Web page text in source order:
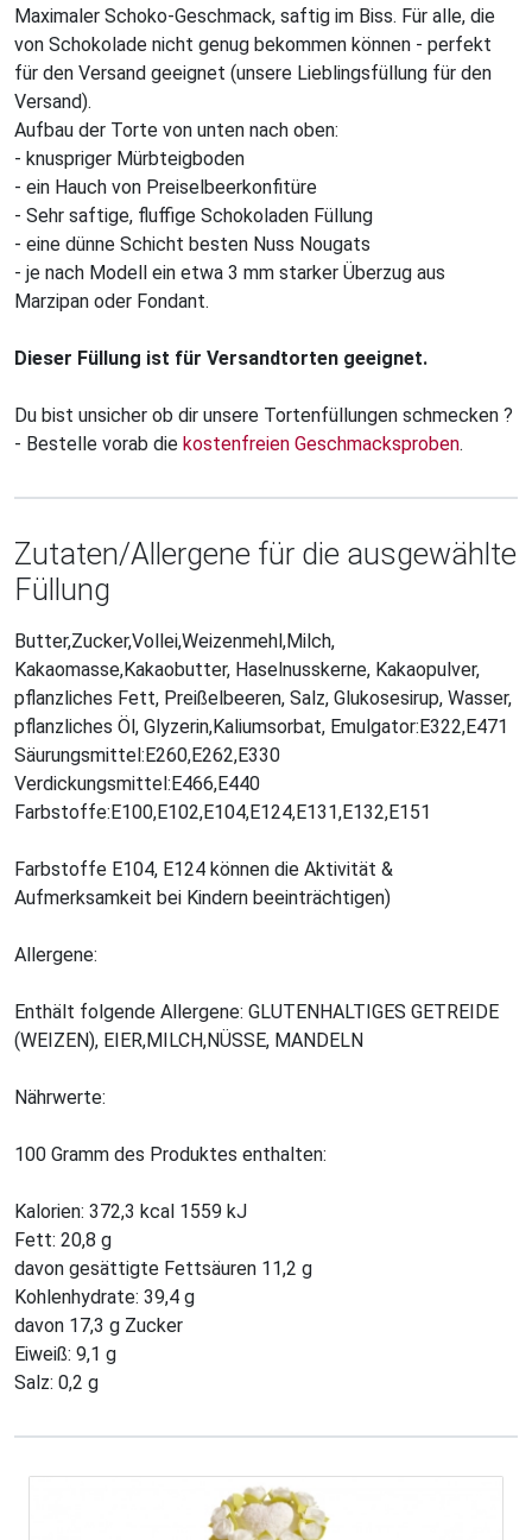
Maximaler Schoko-Geschmack, saftig im Biss. Für alle, die
von Schokolade nicht genug bekommen können - perfekt
für den Versand geeignet (unsere Lieblingsfüllung für den
Versand).
Aufbau der Torte von unten nach oben:
- knuspriger Mürbteigboden
- ein Hauch von Preiselbeerkonfitüre
- Sehr saftige, fluffige Schokoladen Füllung
- eine dünne Schicht besten Nuss Nougats
- je nach Modell ein etwa 3 mm starker Überzug aus
Marzipan oder Fondant.
Dieser Füllung ist für Versandtorten geeignet.
Du bist unsicher ob dir unsere Tortenfüllungen schmecken ?
- Bestelle vorab die kostenfreien Geschmacksproben.
Zutaten/Allergene für die ausgewählte
Füllung
Butter,Zucker,Vollei,Weizenmehl,Milch,
Kakaomasse,Kakaobutter, Haselnusskerne, Kakaopulver,
pflanzliches Fett, Preißelbeeren, Salz, Glukosesirup, Wasser,
pflanzliches Öl, Glyzerin,Kaliumsorbat, Emulgator:E322,E471
Säurungsmittel:E260,E262,E330
Verdickungsmittel:E466,E440
Farbstoffe:E100,E102,E104,E124,E131,E132,E151
Farbstoffe E104, E124 können die Aktivität &
Aufmerksamkeit bei Kindern beeinträchtigen)
Allergene:
Enthält folgende Allergene: GLUTENHALTIGES GETREIDE
(WEIZEN), EIER,MILCH,NÜSSE, MANDELN
Nährwerte:
100 Gramm des Produktes enthalten:
Kalorien: 372,3 kcal 1559 kJ
Fett: 20,8 g
davon gesättigte Fettsäuren 11,2 g
Kohlenhydrate: 39,4 g
davon 17,3 g Zucker
Eiweiß: 9,1 g
Salz: 0,2 g